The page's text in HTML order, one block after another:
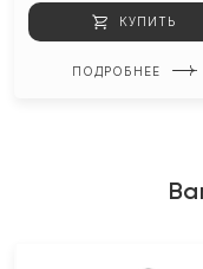
КУПИТЬ
ПОДРОБНЕЕ